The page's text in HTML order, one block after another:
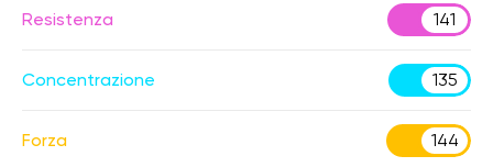
Resistenza 141
Concentrazione 135
Forza 144